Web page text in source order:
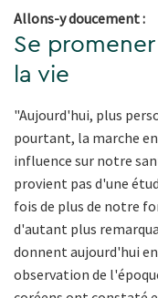
Allons-y doucement :
Se
la vie
"Aujourd'hui, plus
pourtant, la marche
influence sur notre
provient pas d'une
fois de plus de notre
d'autant plus
donnent aujourd'hui
observation de